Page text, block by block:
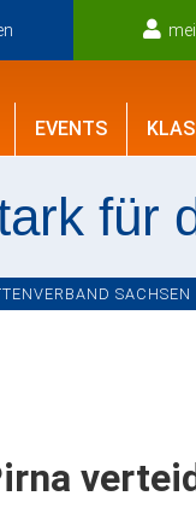
EVENTS
für